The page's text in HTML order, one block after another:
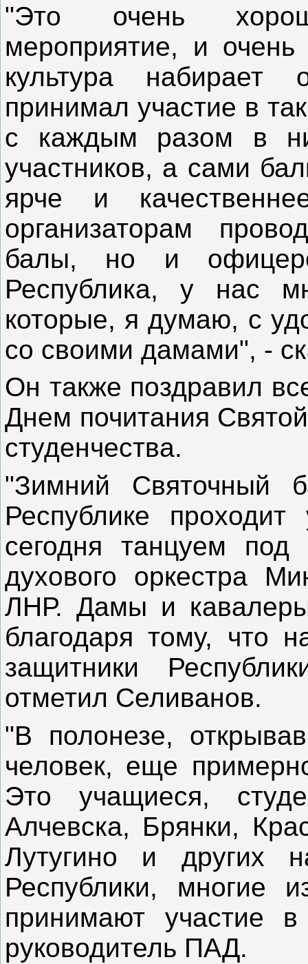
"Это очень
мероприятие, и
культура набирает
принимал участие в
с каждым разом в
участников, а сами
ярче и
организаторам
балы, но и
Республика, у нас
которые, я думаю, с
со своими дамами", -
Он также поздравил
Днем почитания
студенчества.
"Зимний Святочный
Республике
сегодня танцуем под
духового оркестра
ЛНР. Дамы и кавалеры
благодаря тому, что
защитники
отметил Селиванов.
"В полонезе,
человек, еще
Это учащиеся,
Алчевска, Брянки,
Лутугино и других
Республики, многие
принимают участие
руководитель ПАД.